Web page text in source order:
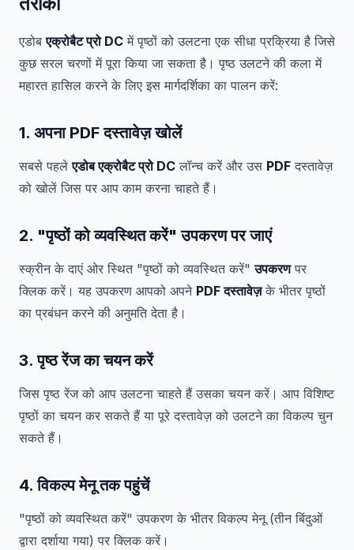
एडोबएक्रोबैट प्रो DC में पृष्ठों को उलटना एक सीधा प्रक्रिया है जिसे
कुछ सरल चरणों में पूरा किया जा सकता है। पृष्ठ उलटने की कला में
महारत हासिल करने के लिए इस मार्गदर्शिका का पालन करें:
1. अपना PDF दस्तावेज़ खोलें
सबसे पहलेएडोब एक्रोबैट प्रो DC लॉन्च करें और उस PDF दस्तावेज़
को खोलें जिस पर आप काम करना चाहते हैं।
2. "पृष्ठों को व्यवस्थित करें" उपकरण पर जाएं
स्क्रीन के दाएं ओर स्थित "पृष्ठों को व्यवस्थित करें"उपकरणपर
क्लिक करें। यह उपकरण आपको अपने PDF दस्तावेज़के भीतर पृष्ठों
का प्रबंधन करने की अनुमति देता है।
3. पृष्ठ रेंज का चयन करें
जिस पृष्ठ रेंज को आप उलटना चाहते हैं उसका चयन करें। आप विशिष्ट
पृष्ठों का चयन कर सकते हैं या पूरे दस्तावेज़ को उलटने का विकल्प चुन
सकते हैं।
4. विकल्प मेनू तक पहुंचें
"पृष्ठों को व्यवस्थित करें" उपकरण के भीतर विकल्प मेनू (तीन बिंदुओं
द्वारा दर्शाया गया) पर क्लिक करें।